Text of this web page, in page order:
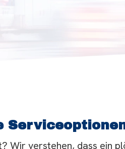
Wir verstehen, dass ein